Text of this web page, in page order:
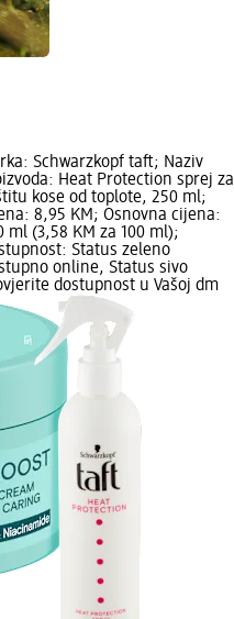
Schwarzkopf taft; Naziv
Heat Protection sprej za
kose od toplote, 250 ml;
8,95 KM; Osnovna cijena:
ml (3,58 KM za 100 ml);
Status zeleno
online, Status sivo
dostupnost u Vašoj dm